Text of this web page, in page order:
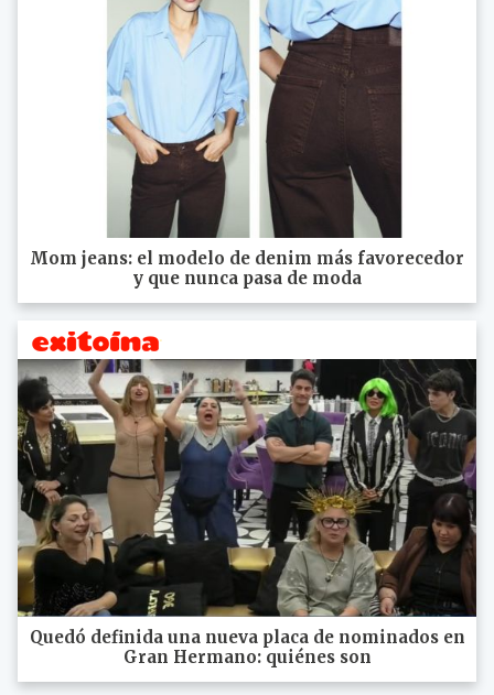
Mom jeans: el modelo de denim más favorecedor
y que nunca pasa de moda
Quedó definida una nueva placa de nominados en
Gran Hermano: quiénes son